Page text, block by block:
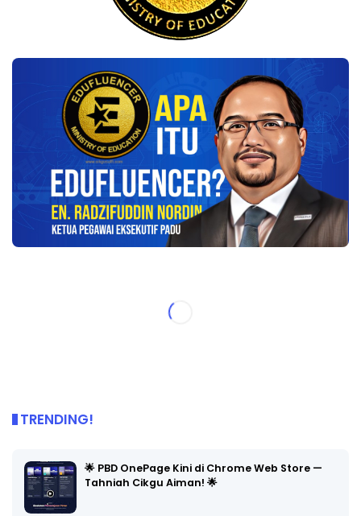
TRENDING!
🌟 PBD OnePage Kini di Chrome Web Store —
Tahniah Cikgu Aiman! 🌟